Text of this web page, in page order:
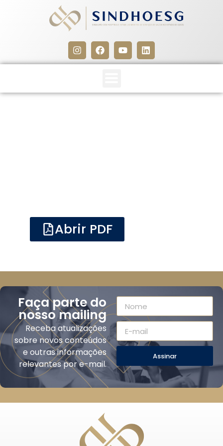
Abrir PDF
Faça parte do
nosso mailing
Receba atualizações
sobre novos conteúdos
e outras informações
relevantes por e-mail.
Assinar